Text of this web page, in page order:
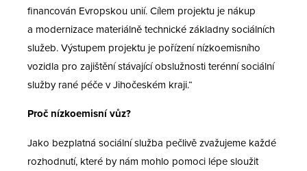
financován Evropskou unií. Cílem projektu je nákup
a modernizace materiálně technické základny sociálních
služeb. Výstupem projektu je pořízení nízkoemisního
vozidla pro zajištění stávající obslužnosti terénní sociální
služby rané péče v Jihočeském kraji.“
Proč nízkoemisní vůz?
Jako bezplatná sociální služba pečlivě zvažujeme každé
rozhodnutí, které by nám mohlo pomoci lépe sloužit